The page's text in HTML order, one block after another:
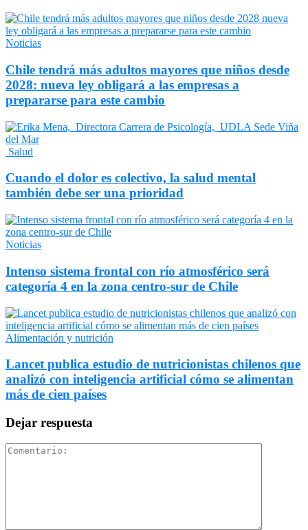
Noticias
Chile tendrá más adultos mayores que niños desde
2028: nueva ley obligará a las empresas a
prepararse para este cambio
Salud
Cuando el dolor es colectivo, la salud mental
también debe ser una prioridad
Noticias
Intenso sistema frontal con río atmosférico será
categoría 4 en la zona centro-sur de Chile
Alimentación y nutrición
Lancet publica estudio de nutricionistas chilenos que
analizó con inteligencia artificial cómo se alimentan
más de cien países
Dejar respuesta